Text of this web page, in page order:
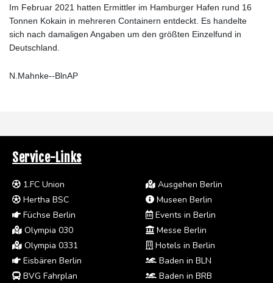
Im Februar 2021 hatten Ermittler im Hamburger Hafen rund 16
Tonnen Kokain in mehreren Containern entdeckt. Es handelte
sich nach damaligen Angaben um den größten Einzelfund in
Deutschland.
N.Mahnke--BlnAP
Service-Links
1.FC Union
Hertha BSC
Füchse Berlin
Olympia 030
Olympia 0331
Eisbären Berlin
BVG Fahrplan
Ausgehen Berlin
Museen Berlin
Events in Berlin
Messe Berlin
Hotels in Berlin
Baden in BLN
Baden in BRB